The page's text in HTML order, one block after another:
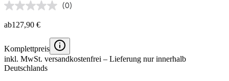
(0)
ab127,90 €
Komplettpreis
inkl. MwSt. versandkostenfrei – Lieferung nur innerhalb
Deutschlands